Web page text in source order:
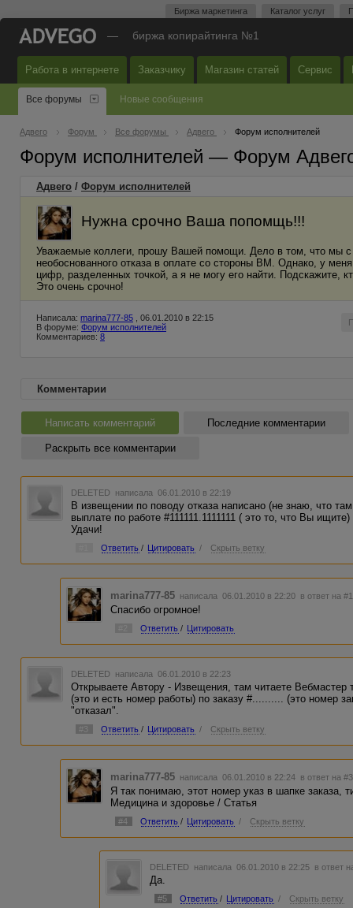
Биржа маркетинга Каталог услуг
— биржа копирайтинга №1
Работа в интернете Заказчику Магазин статей Сервис
Все форумы Новые сообщения
Адвего Форум Все форумы Адвего Форум исполнителей
Форум исполнителей — Форум
Адвего / Форум исполнителей
Нужна срочно Ваша попомщь!!!
Уважаемые коллеги, прошу Вашей помощи. Дело в том, что мы с
необоснованного отказа в оплате со стороны ВМ. Однако, у
цифр, разделенных точкой, а я не могу его найти. Подскажите,
Это очень срочно!
Написала: marina777-85 , 06.01.2010 в 22:15
В форуме: Форум исполнителей
Комментариев: 8
Комментарии
Написать комментарий Последние комментарии
Раскрыть все комментарии
DELETED написала 06.01.2010 в 22:19
В извещении по поводу отказа написано (не знаю, что
выплате по работе #111111.1111111 ( это то, что Вы
Удачи!
Ответить / Цитировать / Скрыть ветку
marina777-85 написала 06.01.2010 в 22:20 в ответ на #1
Спасибо огромное!
Ответить / Цитировать
DELETED написала 06.01.2010 в 22:23
Открываете Автору - Извещения, там читаете Вебмастер
(это и есть номер работы) по заказу #.......... (это номер
"отказал".
#3 Ответить / Цитировать / Скрыть ветку
marina777-85 написала 06.01.2010 в 22:24 в ответ на #3
Я так понимаю, этот номер указ в шапке заказа,
Медицина и здоровье / Статья
#4 Ответить / Цитировать / Скрыть ветку
DELETED написала 06.01.2010 в 22:25 в ответ
Да.
#5 Ответить / Цитировать / Скрыть ветку